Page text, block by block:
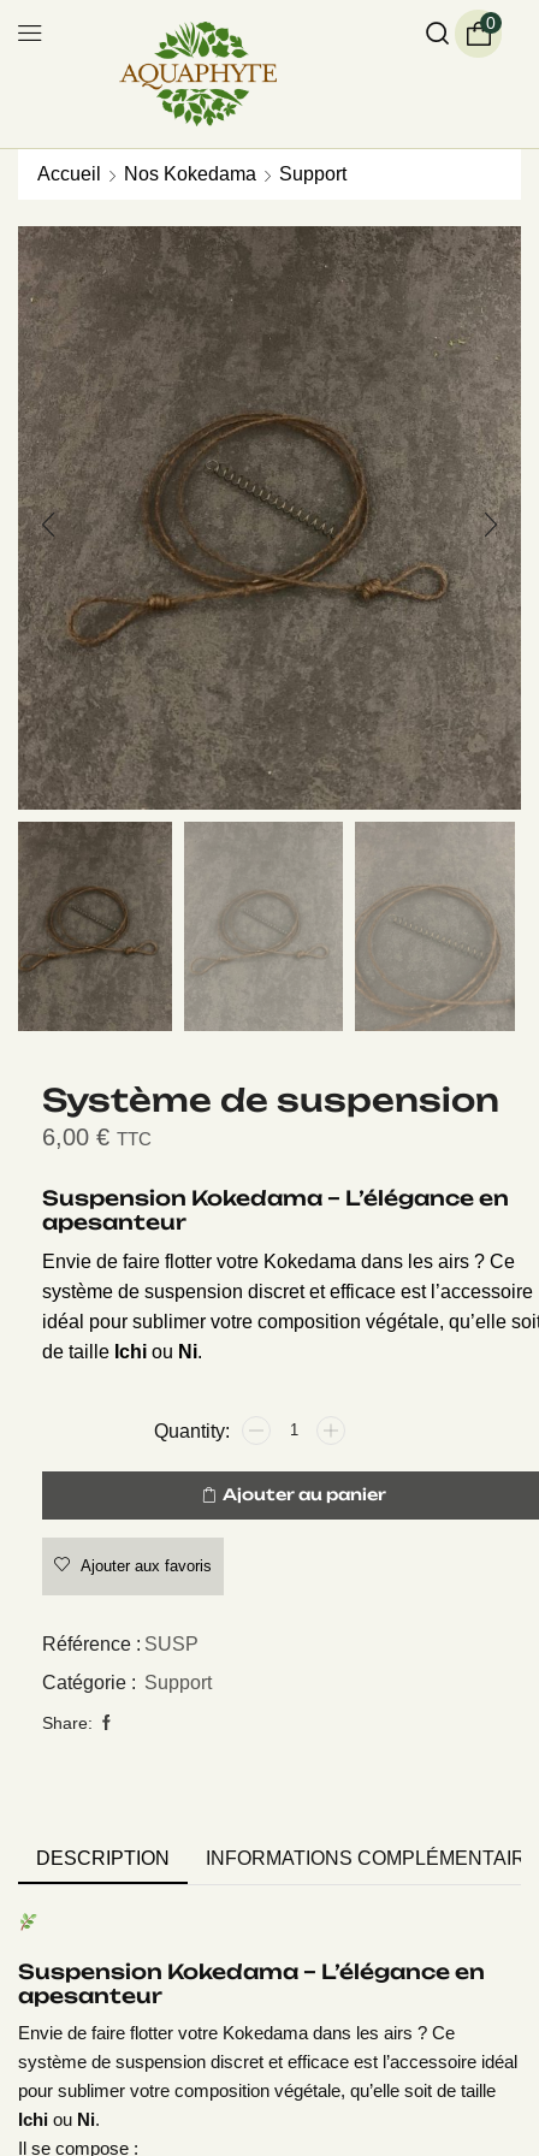
0
Accueil Nos Kokedama Support
Système de suspension
6,00 € TTC
Suspension Kokedama – L’élégance en
apesanteur
Envie de faire flotter votre Kokedama dans les airs ? Ce
système de suspension discret et efficace est l’accessoire
idéal pour sublimer votre composition végétale, qu’elle
de taille Ichi ou Ni.
Ajouter au panier
Ajouter aux favoris
Référence : SUSP
Catégorie : Support
Share:
DESCRIPTION INFORMATIONS
Suspension Kokedama – L’élégance en
apesanteur
Envie de faire flotter votre Kokedama dans les airs ? Ce
système de suspension discret et efficace est l’accessoire idéal
pour sublimer votre composition végétale, qu’elle soit de taille
Ichi ou Ni.
Il se compose :